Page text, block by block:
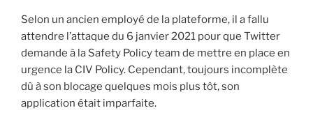
Selon un ancien employé de la plateforme, il a fallu
attendre l’attaque du 6 janvier 2021 pour que Twitter
demande à la Safety Policy team de mettre en place en
urgence la CIV Policy. Cependant, toujours incomplète
dû à son blocage quelques mois plus tôt, son
application était imparfaite.